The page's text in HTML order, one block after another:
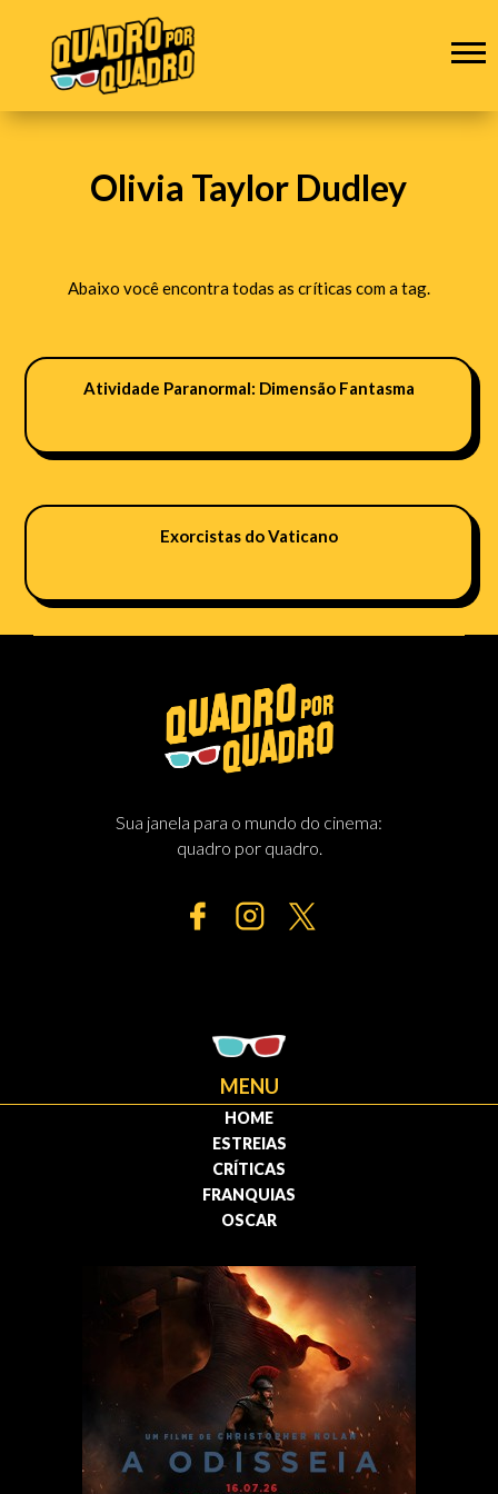
Olivia Taylor Dudley
Abaixo você encontra todas as críticas com a tag.
Atividade Paranormal: Dimensão Fantasma
Exorcistas do Vaticano
Sua janela para o mundo do cinema:
quadro por quadro.
MENU
HOME
ESTREIAS
CRÍTICAS
FRANQUIAS
OSCAR